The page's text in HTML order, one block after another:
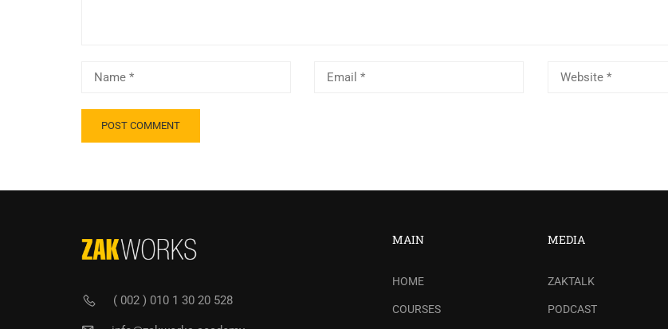
( 002 ) 010 1 30 20 528
MAIN
HOME
COURSES
MEDIA
ZAKTALK
PODCAST